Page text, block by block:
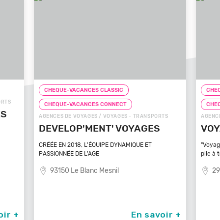
+
CHEQUE-VACANCES CLASSIC
CHEQUE-VACANCES CONNECT
AGENCES DE VOYAGES / VOYAGES - TRANSPORTS
VOYAGEZ VOS REVES
"Voyagez vos rêves - L'agence de voyage qui se
plie à tout
29100 Poullan Sur Mer
En savoir +
ZOOS,